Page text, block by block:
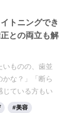
トニングでき
との両立も解
いものの、歯並
な？」「断ら
じている方もい
並びが良くな
美容